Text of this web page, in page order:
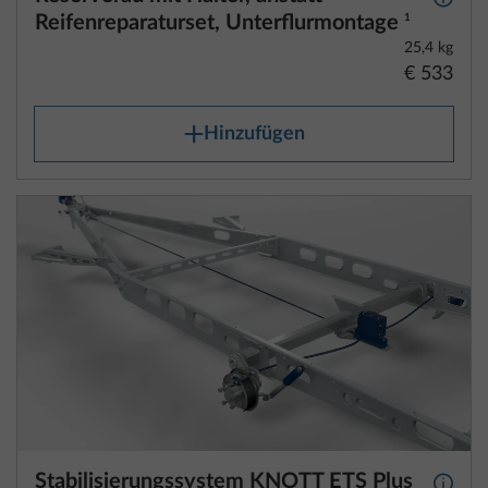
Reifenreparaturset, Unterflurmontage
1
25,4 kg
€ 533
Hinzufügen
Stabilisierungssystem KNOTT ETS Plus Mehr